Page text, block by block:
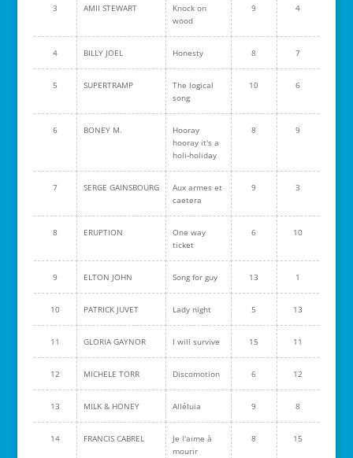
3 AMII STEWART
Knock on
wood
9 4
4 BILLY JOEL Honesty 8 7
5 SUPERTRAMP
The logical
song
10 6
6 BONEY M.
Hooray
hooray it's a
holi-holiday
8 9
7 SERGE GAINSBOURG
Aux armes et
caetera
9 3
8 ERUPTION
One way
ticket
6 10
9 ELTON JOHN Song for guy 13 1
10 PATRICK JUVET Lady night 5 13
11 GLORIA GAYNOR I will survive 15 11
12 MICHELE TORR Discomotion 6 12
13 MILK & HONEY Alléluia 9 8
14 FRANCIS CABREL
Je l'aime à
mourir
8 15